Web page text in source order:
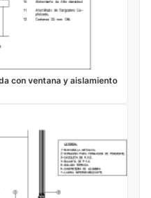
con ventana y aislamiento